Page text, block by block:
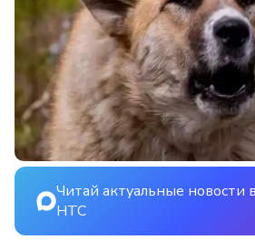
Читай актуальные новости
НТС